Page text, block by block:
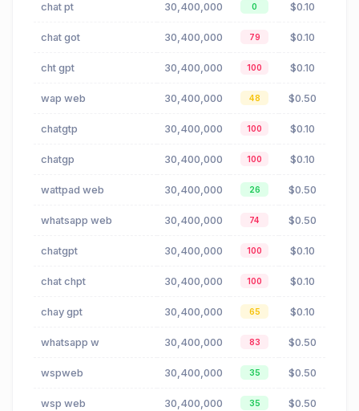
chat pt 30,400,000 0 $0.10
chat got 30,400,000 79 $0.10
cht gpt 30,400,000 100 $0.10
wap web 30,400,000 48 $0.50
chatgtp 30,400,000 100 $0.10
chatgp 30,400,000 100 $0.10
wattpad web 30,400,000 26 $0.50
whatsapp web 30,400,000 74 $0.50
chatgpt 30,400,000 100 $0.10
chat chpt 30,400,000 100 $0.10
chay gpt 30,400,000 65 $0.10
whatsapp w 30,400,000 83 $0.50
wspweb 30,400,000 35 $0.50
wsp web 30,400,000 35 $0.50